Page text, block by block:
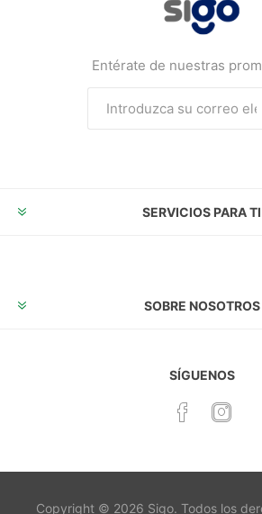
Entérate de nuestras
SERVICIOS PARA TI
SOBRE NOSOTROS
SÍGUENOS
Copyright © 2026 Sigo. Todos los